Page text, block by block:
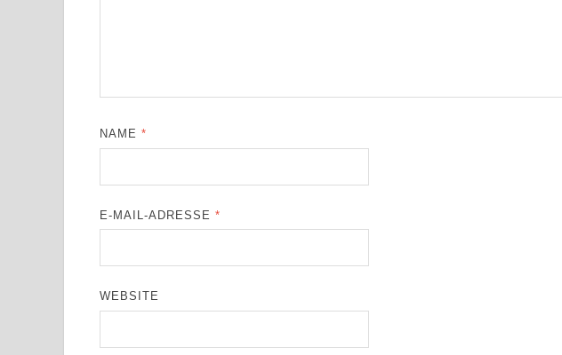
NAME*
E-MAIL-ADRESSE*
WEBSITE